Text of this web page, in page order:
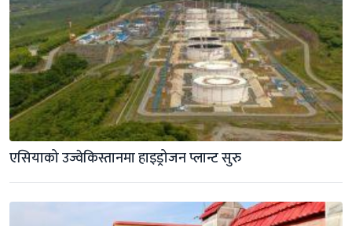
एसियाको उज्वेकिस्तानमा हाइड्रोजन प्लान्ट सुरु